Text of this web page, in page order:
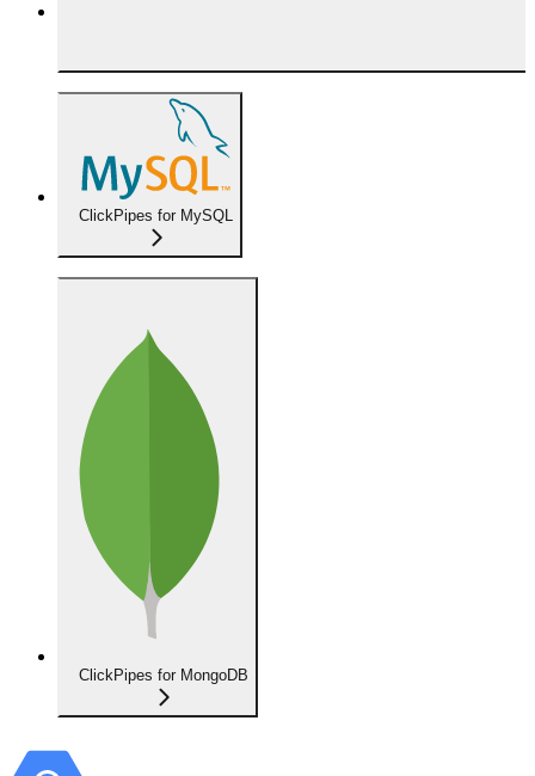
ClickPipes for MySQL
ClickPipes for MongoDB